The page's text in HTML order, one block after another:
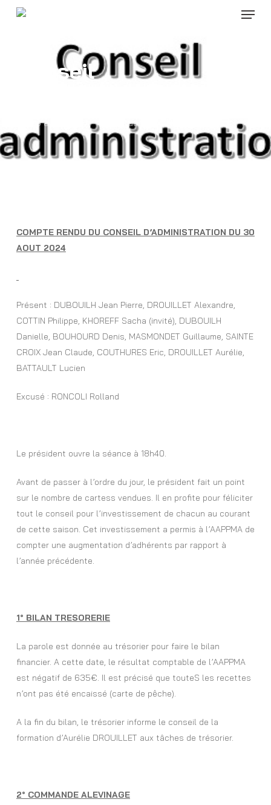
Menu
Conseil
30 août 2024 Actualité AAPPMA
COMPTE RENDU DU CONSEIL D’ADMINISTRATION DU 30
AOUT 2024
Présent : DUBOUILH Jean Pierre, DROUILLET Alexandre,
COTTIN Philippe, KHOREFF Sacha (invité), DUBOUILH
Danielle, BOUHOURD Denis, MASMONDET Guillaume, SAINTE
CROIX Jean Claude, COUTHURES Eric, DROUILLET Aurélie,
BATTAULT Lucien
Excusé : RONCOLI Rolland
Le président ouvre la séance à 18h40.
Avant de passer à l’ordre du jour, le président fait un point
sur le nombre de cartess vendues. Il en profite pour féliciter
tout le conseil pour l’investissement de chacun au courant
de cette saison. Cet investissement a permis à l’AAPPMA de
compter une augmentation d’adhérents par rapport à
l’année précédente.
1° BILAN TRESORERIE
La parole est donnée au trésorier pour faire le bilan
financier. A cette date, le résultat comptable de l’AAPPMA
est négatif de 635€. Il est précisé que touteS les recettes
n’ont pas été encaissé (carte de pêche).
A la fin du bilan, le trésorier informe le conseil de la
formation d’Aurélie DROUILLET aux tâches de trésorier.
2° COMMANDE ALEVINAGE